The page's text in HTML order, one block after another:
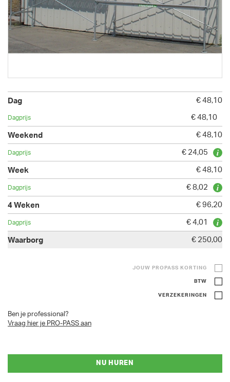
€ 48,10
€ 48,10
€ 48,10
€ 24,05
€ 48,10
€ 8,02
€ 96,20
€ 4,01
€ 250,00
JOUW PROPASS KORTING
BTW
VERZEKERINGEN
Ben je professional?
Vraag hier je PRO-PASS aan
NU HUREN